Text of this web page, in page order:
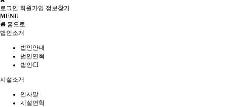
로그인 회원가입 정보찾기
MENU
홈으로
법인소개
법인안내
법인연혁
법인CI
시설소개
인사말
시설연혁